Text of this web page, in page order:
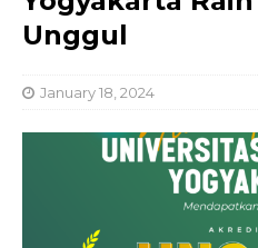
Unggul
January 18, 2024